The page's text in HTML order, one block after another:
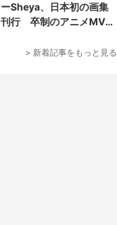
ーSheya、日本初の画集
刊行 卒制のアニメMVが
> 新着記事をもっと見る